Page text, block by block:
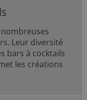
Leur diversité
bars à cocktails
les créations